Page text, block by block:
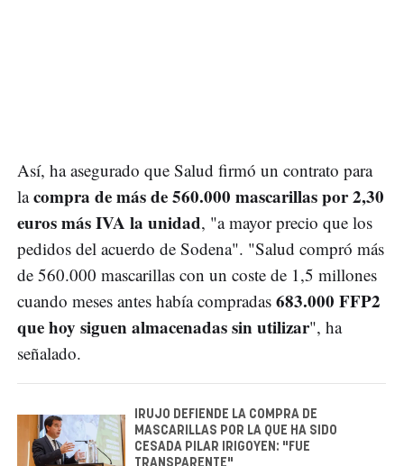
Así, ha asegurado que Salud firmó un contrato para
lacompra de más de 560.000 mascarillas por 2,30
euros más IVA la unidad, "a mayor precio que los
pedidos del acuerdo de Sodena". "Salud compró más
de 560.000 mascarillas con un coste de 1,5 millones
cuando meses antes había compradas 683.000 FFP2
que hoy siguen almacenadas sin utilizar", ha
señalado.
IRUJO DEFIENDE LA COMPRA DE
MASCARILLAS POR LA QUE HA SIDO
CESADA PILAR IRIGOYEN: "FUE
TRANSPARENTE"